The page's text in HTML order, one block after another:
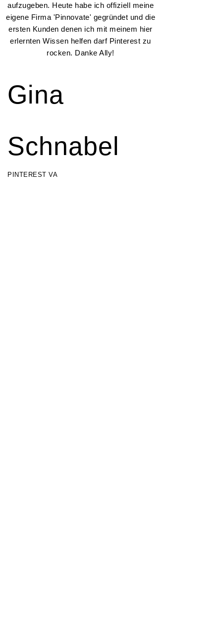
aufzugeben. Heute habe ich offiziell meine
eigene Firma 'Pinnovate' gegründet und die
ersten Kunden denen ich mit meinem hier
erlernten Wissen helfen darf Pinterest zu
rocken. Danke Ally!
Gina
Schnabel
PINTEREST VA